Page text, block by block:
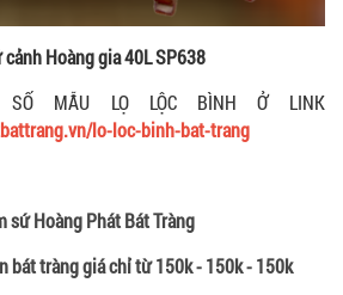
cảnh Hoàng gia 40L SP638
SỐ MẪU LỌ LỘC BÌNH Ở LINK
lo-loc-binh-bat-trang
Hoàng Phát Bát Tràng
bát tràng giá chỉ từ 150k - 150k - 150k